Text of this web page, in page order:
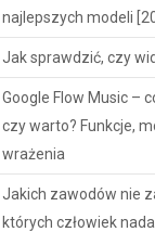
najlepszych modeli
Jak sprawdzić, czy
Google Flow Music –
czy warto? Funkcje,
wrażenia
Jakich zawodów nie
których człowiek